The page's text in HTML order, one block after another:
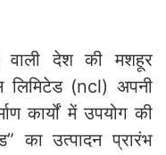
वाली देश की मशहूर
लिमिटेड (ncl) अपनी
कार्यों में उपयोग की
का उत्पादन प्रारंभ